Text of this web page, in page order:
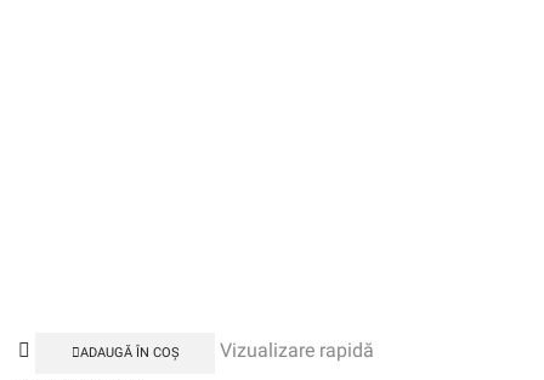
ADAUGĂ ÎN COȘ Vizualizare rapidă